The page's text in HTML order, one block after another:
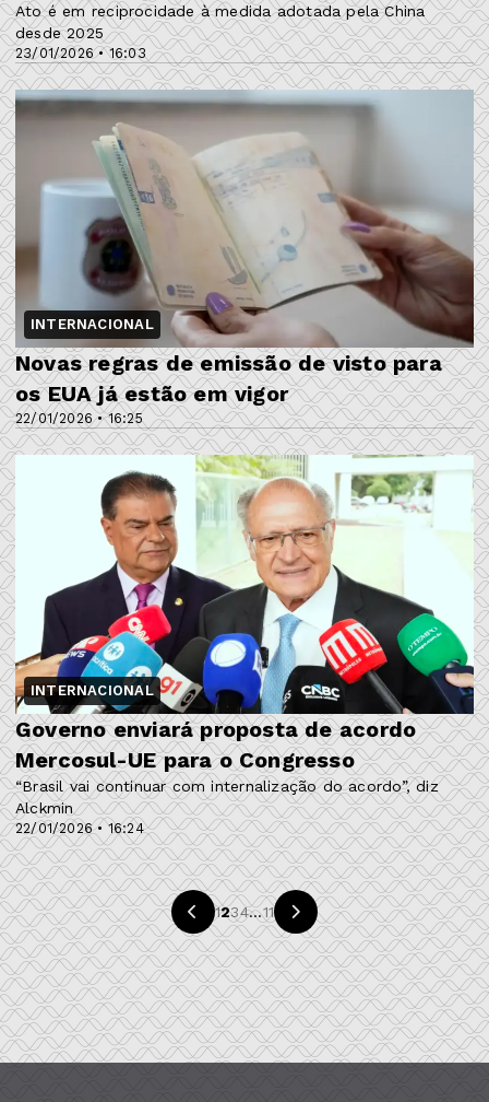
23/01/2026 • 16:03
Ato é em reciprocidade à medida adotada pela China
desde 2025
INTERNACIONAL
22/01/2026 • 16:25
Novas regras de emissão de visto para
os EUA já estão em vigor
INTERNACIONAL
22/01/2026 • 16:24
Governo enviará proposta de acordo
Mercosul-UE para o Congresso
“Brasil vai continuar com internalização do acordo”, diz
Alckmin
1234...11